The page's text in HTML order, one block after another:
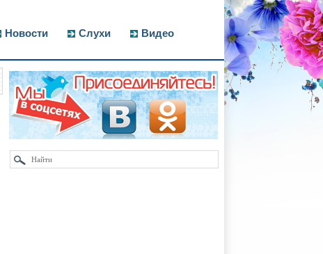
Новости Слухи Видео